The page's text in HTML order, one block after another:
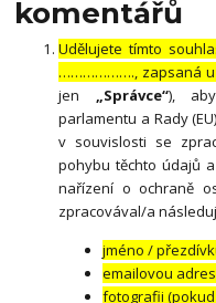
komentářů
Udělujete tímto
………………., zapsaná
jen „Správce“),
parlamentu a Rady
v souvislosti se
pohybu těchto údajů
nařízení o ochraně
zpracovával/a
jméno /
emailovou
fotografii